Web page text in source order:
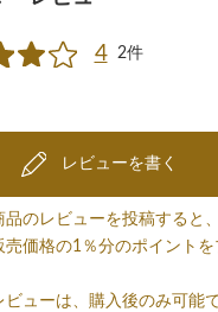
4 2件
レビューを書く
品のレビューを投稿すると、
売価格の1％分のポイントを
ューは、購入後のみ可能で